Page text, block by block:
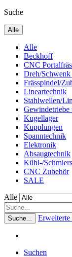
Suche
Alle
Alle
Beckhoff
CNC
Dreh/
Frässpindel/
Lineartechnik
Stahlwellen/
Gewindetriebe
Kugellager
Kupplungen
Spanntechnik
Elektronik
Absaugtechnik
Kühl-/
CNC Zubehör
SALE
Alle
Suche... Erweiterte
Suchen